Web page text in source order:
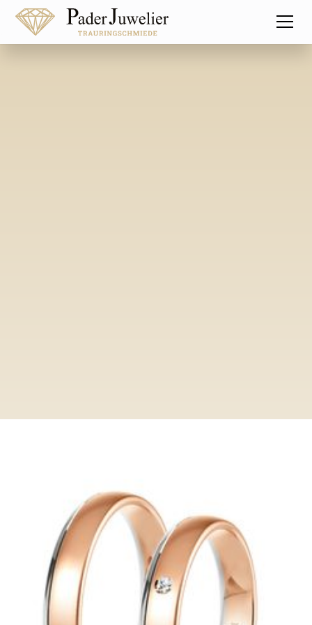
Entdecken Sie bei Paderjuwelier eine
exclusive Auswahl an Trauringen. Von
klassisch bis modern, unsere Ringe
verkörpern zeitlose Eleganz und höchste
Qualität.